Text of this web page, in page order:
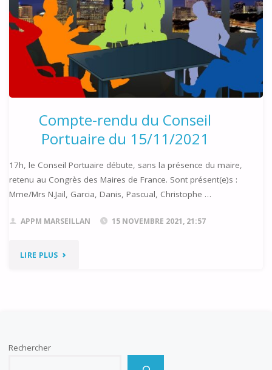
Compte-rendu du Conseil
Portuaire du 15/11/2021
17h, le Conseil Portuaire débute, sans la présence du maire,
retenu au Congrès des Maires de France. Sont présent(e)s :
Mme/Mrs N.Jail, Garcia, Danis, Pascual, Christophe …
APPM MARSEILLAN 15 NOVEMBRE 2021, 21:57
LIRE PLUS"COMPTE-
Rechercher